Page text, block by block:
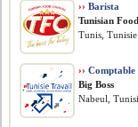
›› Barista
Tunisian
Tunis, Tunisie
›› Comptable
Big Boss
Nabeul,